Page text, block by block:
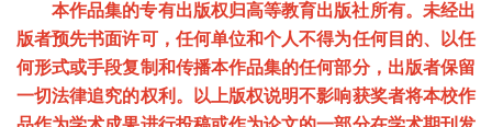
本作品集的专有出版权归高等教育出版社所有。未经出
版者预先书面许可，任何单位和个人不得为任何目的、以任
何形式或手段复制和传播本作品集的任何部分，出版者保留
一切法律追究的权利。
以上版权说明不影响获奖者将本校作